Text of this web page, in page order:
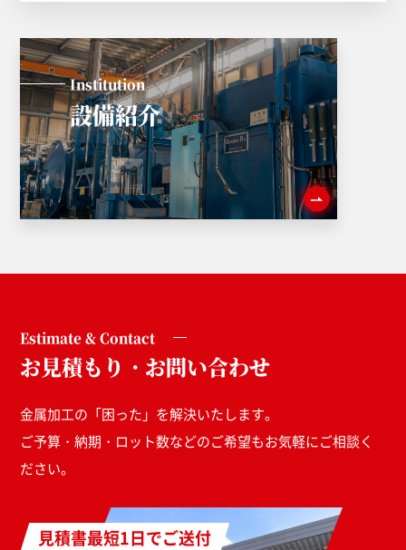
Institution
設備紹介
Estimate & Contact
お見積もり・お問い合わせ
金属加工の「困った」を解決いたします。
ご予算・納期・ロット数などのご希望もお気軽にご相談く
ださい。
見積書最短1日でご送付